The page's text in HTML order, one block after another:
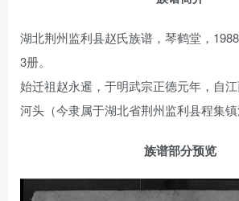
湖北荆州监利县赵氏族谱，琴鹤堂，
3册。
始迁祖赵永暹，于明武宗正德元年，自
河头（今隶属于湖北省荆州监利县程集镇
族谱部分预览